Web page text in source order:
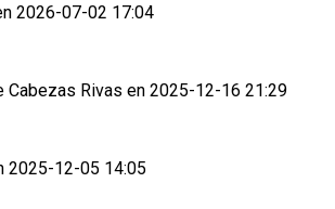
2026-07-02 17:04
Cabezas Rivas en 2025-12-16 21:29
2025-12-05 14:05